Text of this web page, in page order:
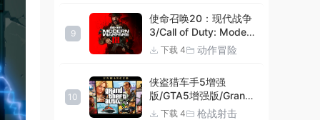
9
使命召唤20：现代战争
3/Call of Duty: Modern
Warfare III
下载 4 动作冒险
10
侠盗猎车手5增强
版/GTA5增强版/Grand
Theft Auto V
下载 4 枪战射击